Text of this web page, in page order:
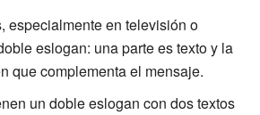
especialmente en televisión o
eslogan: una parte es texto y la
que complementa el mensaje.
un doble eslogan con dos textos